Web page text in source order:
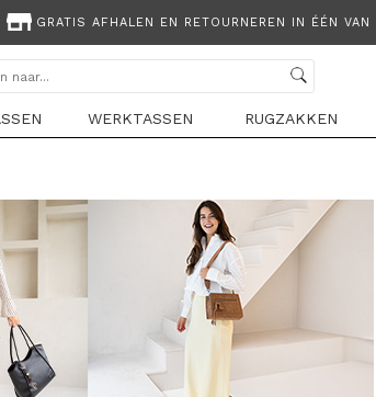
GRATIS AFHALEN EN RETOURNEREN IN ÉÉN VAN
WERKTASSEN RUGZAKKEN